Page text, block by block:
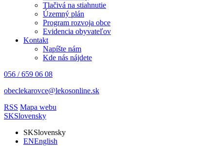
Tlačivá na stiahnutie
Územný plán
Program rozvoja obce
Evidencia obyvateľov
Kontakt
Napíšte nám
Kde nás nájdete
056 / 659 06 08
obeclekarovce@lekosonline.sk
RSS Mapa webu
SKSlovensky
SKSlovensky
ENEnglish